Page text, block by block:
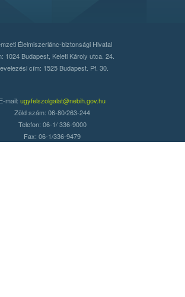
Élelmiszerlánc-biztonsági Hivatal
1024 Budapest, Keleti Károly utca. 24.
cím: 1525 Budapest. Pf. 30.
E-mail: ugyfelszolgalat@nebih.gov.hu
Zöld szám: 06-80/263-244
Telefon: 06-1/ 336-9000
Fax: 06-1/336-9479